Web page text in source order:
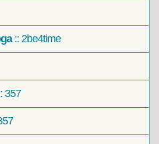
:: 2be4time
357